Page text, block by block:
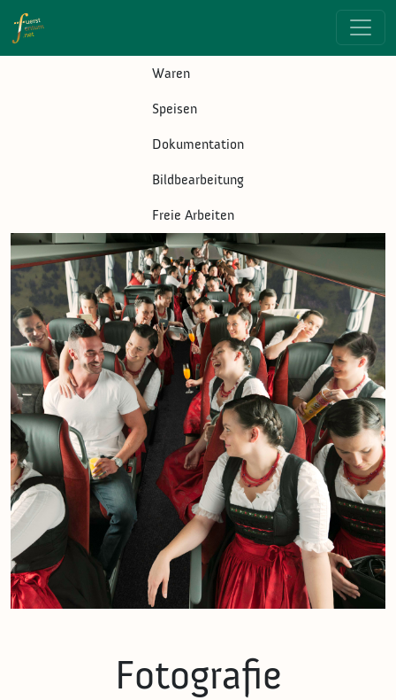
Direkt zum Inhalt
Waren
Speisen
Dokumentation
Bildbearbeitung
Freie Arbeiten
Fotografie